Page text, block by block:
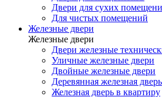
Двери для сухих
Для чистых помещений
Железные двери
Железные двери
Двери железные
Уличные железные двери
Двойные железные двери
Деревянная железная дверь
Железная дверь в квартиру